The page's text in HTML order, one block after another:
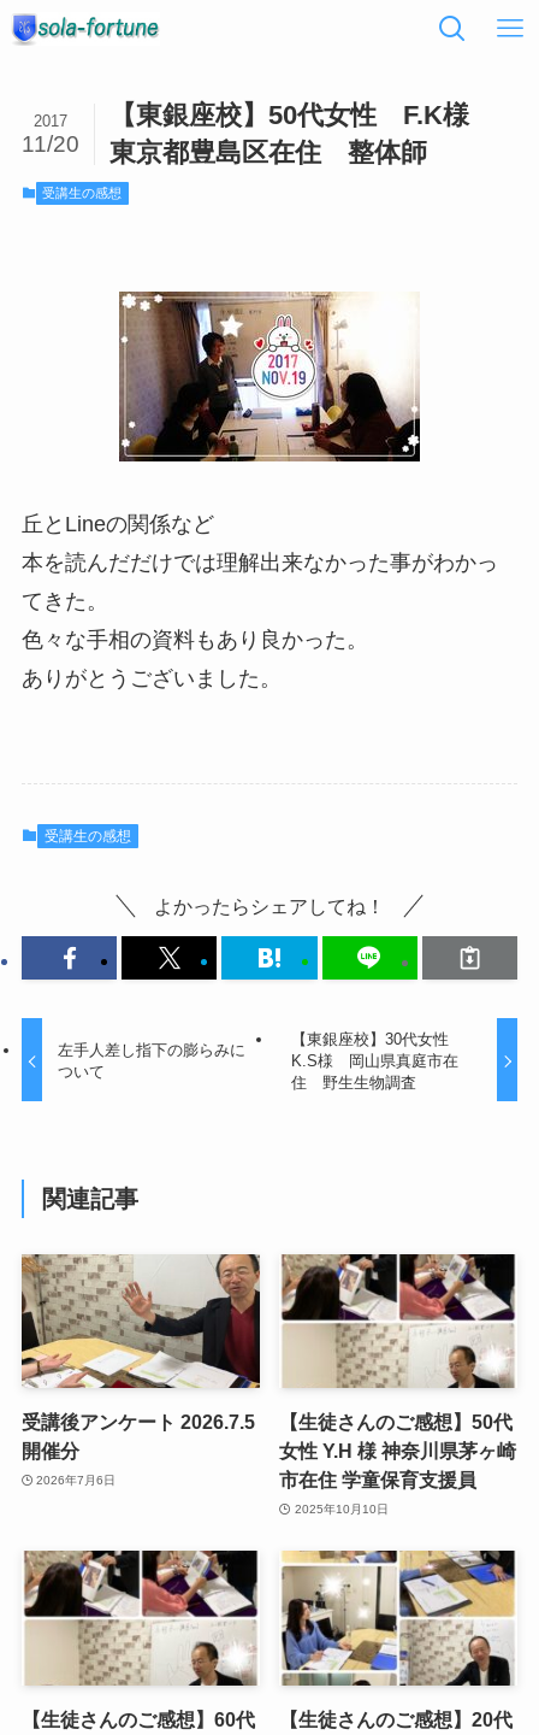
【東銀座校】50代女性 F.K様
東京都豊島区在住 整体師
2017
11/20
受講生の感想
丘とLineの関係など
本を読んだだけでは理解出来なかった事がわかっ
てきた。
色々な手相の資料もあり良かった。
ありがとうございました。
受講生の感想
よかったらシェアしてね！
左手人差し指下の膨らみに
ついて
【東銀座校】30代女性
K.S様 岡山県真庭市在
住 野生生物調査
関連記事
受講後アンケート 2026.7.5
開催分
2026年7月6日
【生徒さんのご感想】50代
女性 Y.H 様 神奈川県茅ヶ崎
市在住 学童保育支援員
2025年10月10日
【生徒さんのご感想】60代
【生徒さんのご感想】20代